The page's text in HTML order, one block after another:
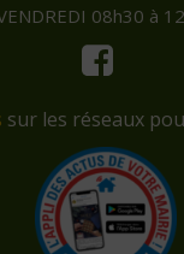
08h30 à
sur les réseaux